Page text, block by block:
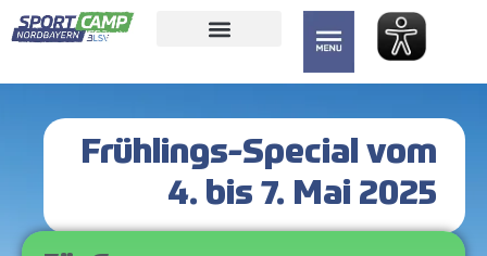
springen
Frühlings-Special vom
4. bis 7. Mai 2025